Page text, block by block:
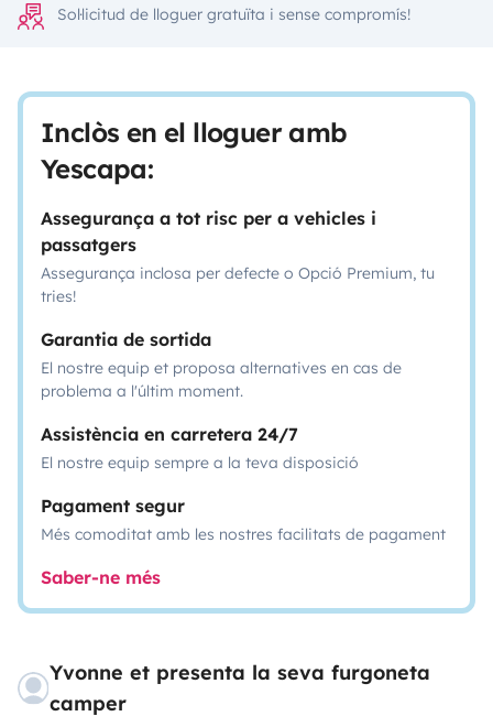
Sol·licitud de lloguer gratuïta i sense compromís!
Inclòs en el lloguer amb
Yescapa:
Assegurança a tot risc per a vehicles i
passatgers
Assegurança inclosa per defecte o Opció Premium, tu
tries!
Garantia de sortida
El nostre equip et proposa alternatives en cas de
problema a l'últim moment.
Assistència en carretera 24/7
El nostre equip sempre a la teva disposició
Pagament segur
Més comoditat amb les nostres facilitats de pagament
Saber-ne més
Yvonne et presenta la seva furgoneta
camper